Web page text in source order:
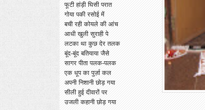
फूटी हांड़ी घिसी परात
गोया पकी रसोई में
बची रही कोयले की आंच
आधी खुली सुराही पे
लटका था कुछ देर तलक
बूंद-बूंद बतियाया जैसे
सागर पीता पलक-पलक
एक धूप का पुर्ज़ा कल
अपनी निशानी छोड़ गया
सीली हुई दीवारों पर
उजली कहानी छोड़ गया